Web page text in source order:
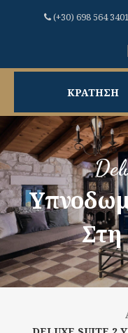
(+30) 698 564 3401
ΚΡΑΤΗΣΗ